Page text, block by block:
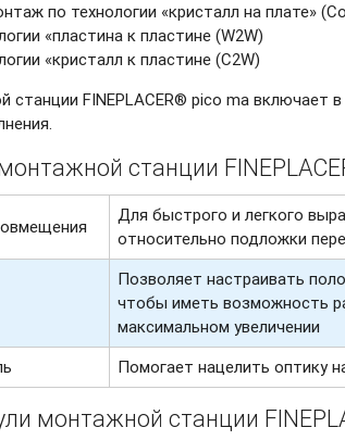
по технологии «кристалл на плате»
«пластина к пластине (W2W)
«кристалл к пластине (C2W)
станции FINEPLACER® pico ma включает
станции
Для быстрого и легкого
относительно подложки
Позволяет настраивать
чтобы иметь возможность
максимальном увеличении
Помогает нацелить оптику
монтажной станции